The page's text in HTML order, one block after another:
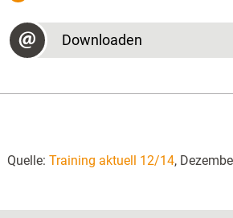
Downloaden
Quelle: Training aktuell 12/14,